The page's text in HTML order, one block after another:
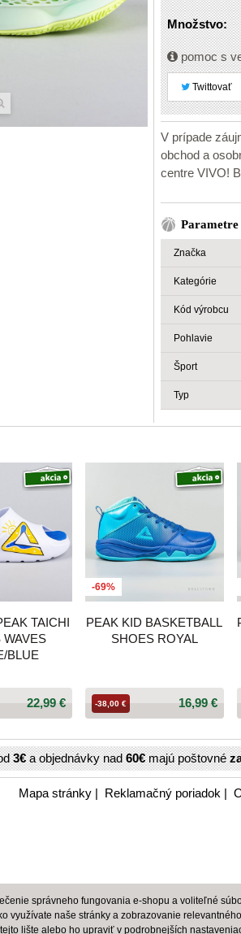
Množstvo:
pomoc s
Twittovať
V prípade
obchod a
centre VIVO!
Parametre
Značka
Kategórie
Kód výrobcu
Pohlavie
Šport
Typ
TAICHI
WAVES
BLUE
22,99 €
-69%
PEAK KID BASKETBALL
SHOES ROYAL
16,99 €
-38,00 €
3€a objednávky nad60€majú poštovné
Mapa stránky| Reklamačný poriadok |
správneho fungovania e-shopu a voliteľné
využívate naše stránky a zobrazovanie
lište alebo ho upraviť v podrobnejších